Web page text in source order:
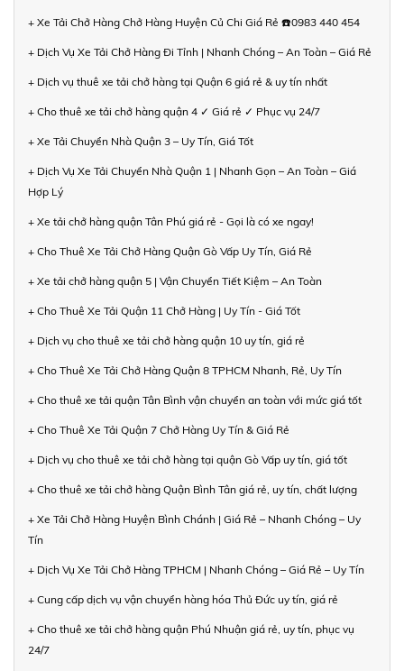
+ Xe Tải Chở Hàng Chở Hàng Huyện Củ Chi Giá Rẻ ☎️0983 440 454
+ Dịch Vụ Xe Tải Chở Hàng Đi Tỉnh | Nhanh Chóng – An Toàn – Giá Rẻ
+ Dịch vụ thuê xe tải chở hàng tại Quận 6 giá rẻ & uy tín nhất
+ Cho thuê xe tải chở hàng quận 4 ✓ Giá rẻ ✓ Phục vụ 24/7
+ Xe Tải Chuyển Nhà Quận 3 – Uy Tín, Giá Tốt
+ Dịch Vụ Xe Tải Chuyển Nhà Quận 1 | Nhanh Gọn – An Toàn – Giá
Hợp Lý
+ Xe tải chở hàng quận Tân Phú giá rẻ - Gọi là có xe ngay!
+ Cho Thuê Xe Tải Chở Hàng Quận Gò Vấp Uy Tín, Giá Rẻ
+ Xe tải chở hàng quận 5 | Vận Chuyển Tiết Kiệm – An Toàn
+ Cho Thuê Xe Tải Quận 11 Chở Hàng | Uy Tín - Giá Tốt
+ Dịch vụ cho thuê xe tải chở hàng quận 10 uy tín, giá rẻ
+ Cho Thuê Xe Tải Chở Hàng Quận 8 TPHCM Nhanh, Rẻ, Uy Tín
+ Cho thuê xe tải quận Tân Bình vận chuyển an toàn với mức giá tốt
+ Cho Thuê Xe Tải Quận 7 Chở Hàng Uy Tín & Giá Rẻ
+ Dịch vụ cho thuê xe tải chở hàng tại quận Gò Vấp uy tín, giá tốt
+ Cho thuê xe tải chở hàng Quận Bình Tân giá rẻ, uy tín, chất lượng
+ Xe Tải Chở Hàng Huyện Bình Chánh | Giá Rẻ – Nhanh Chóng – Uy
Tín
+ Dịch Vụ Xe Tải Chở Hàng TPHCM | Nhanh Chóng – Giá Rẻ – Uy Tín
+ Cung cấp dịch vụ vận chuyển hàng hóa Thủ Đức uy tín, giá rẻ
+ Cho thuê xe tải chở hàng quận Phú Nhuận giá rẻ, uy tín, phục vụ
24/7